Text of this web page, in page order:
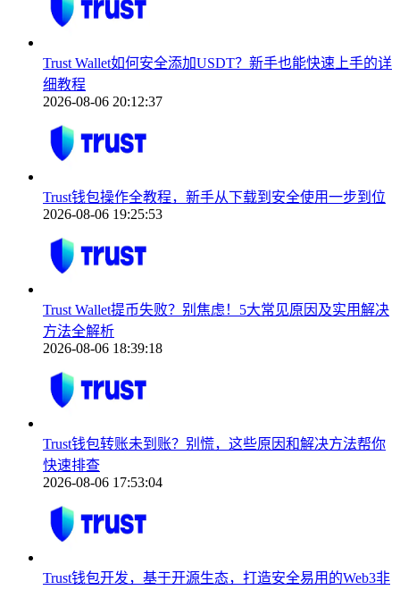
Trust Wallet如何安全添加USDT？新手也能快速上手的详
细教程
2026-08-06 20:12:37
Trust钱包操作全教程，新手从下载到安全使用一步到位
2026-08-06 19:25:53
Trust Wallet提币失败？别焦虑！5大常见原因及实用解决
方法全解析
2026-08-06 18:39:18
Trust钱包转账未到账？别慌，这些原因和解决方法帮你
快速排查
2026-08-06 17:53:04
Trust钱包开发，基于开源生态，打造安全易用的Web3非